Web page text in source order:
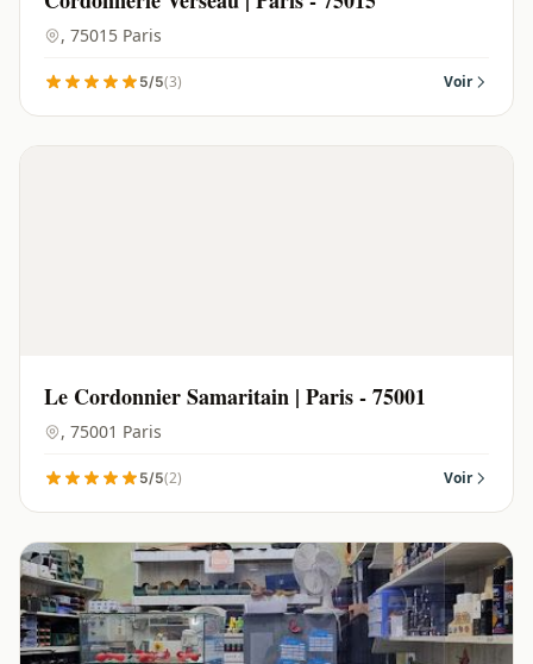
, 75015 Paris
5/5(3) Voir
Le Cordonnier Samaritain | Paris - 75001
, 75001 Paris
5/5(2) Voir